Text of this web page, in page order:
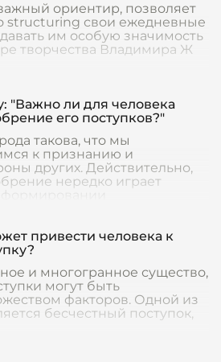
ориентир, позволяет
structuring свои ежедневные
им особую значимость
творчества Владимира Ж
"Важно ли для человека
его поступков?"
такова, что мы
к признанию и
других. Действительно,
нередко играет
привести человека к
и многогранное существо,
могут быть
факторов. Одной из
бесчестный поступок,